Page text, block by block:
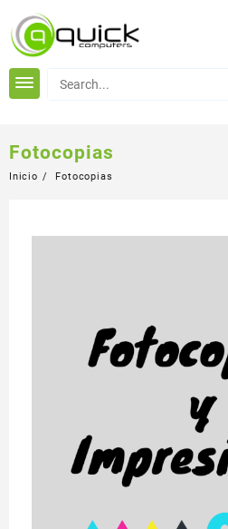
Fotocopias
Inicio Fotocopias